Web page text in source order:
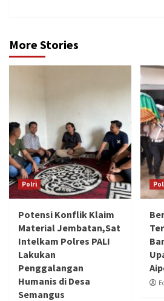
More Stories
Polri
Potensi Konflik Klaim
Material Jembatan,Sat
Intelkam Polres PALI
Lakukan
Penggalangan
Humanis di Desa
Semangus